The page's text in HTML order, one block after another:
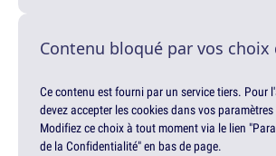
Contenu bloqué par vos choix
Ce contenu est fourni par un service tiers. Pour
devez accepter les cookies dans vos
Modifiez ce choix à tout moment via le lien
de la Confidentialité" en bas de page.